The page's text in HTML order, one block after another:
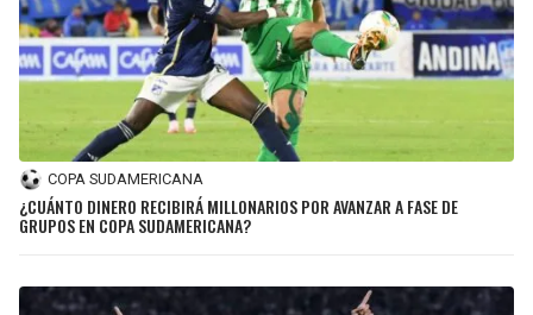
COPA SUDAMERICANA
¿CUÁNTO DINERO RECIBIRÁ MILLONARIOS POR AVANZAR A FASE DE
GRUPOS EN COPA SUDAMERICANA?